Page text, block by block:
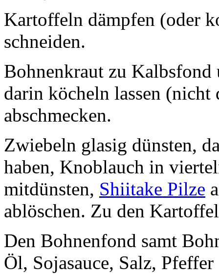
Kartoffeln dämpfen (oder
schneiden.
Bohnenkraut zu Kalbsfond
darin köcheln lassen
abschmecken.
Zwiebeln glasig dünsten,
haben, Knoblauch in
mitdünsten, Shiitake Pilze
ablöschen. Zu den
Den Bohnenfond samt
Öl, Sojasauce, Salz, Pfeffer